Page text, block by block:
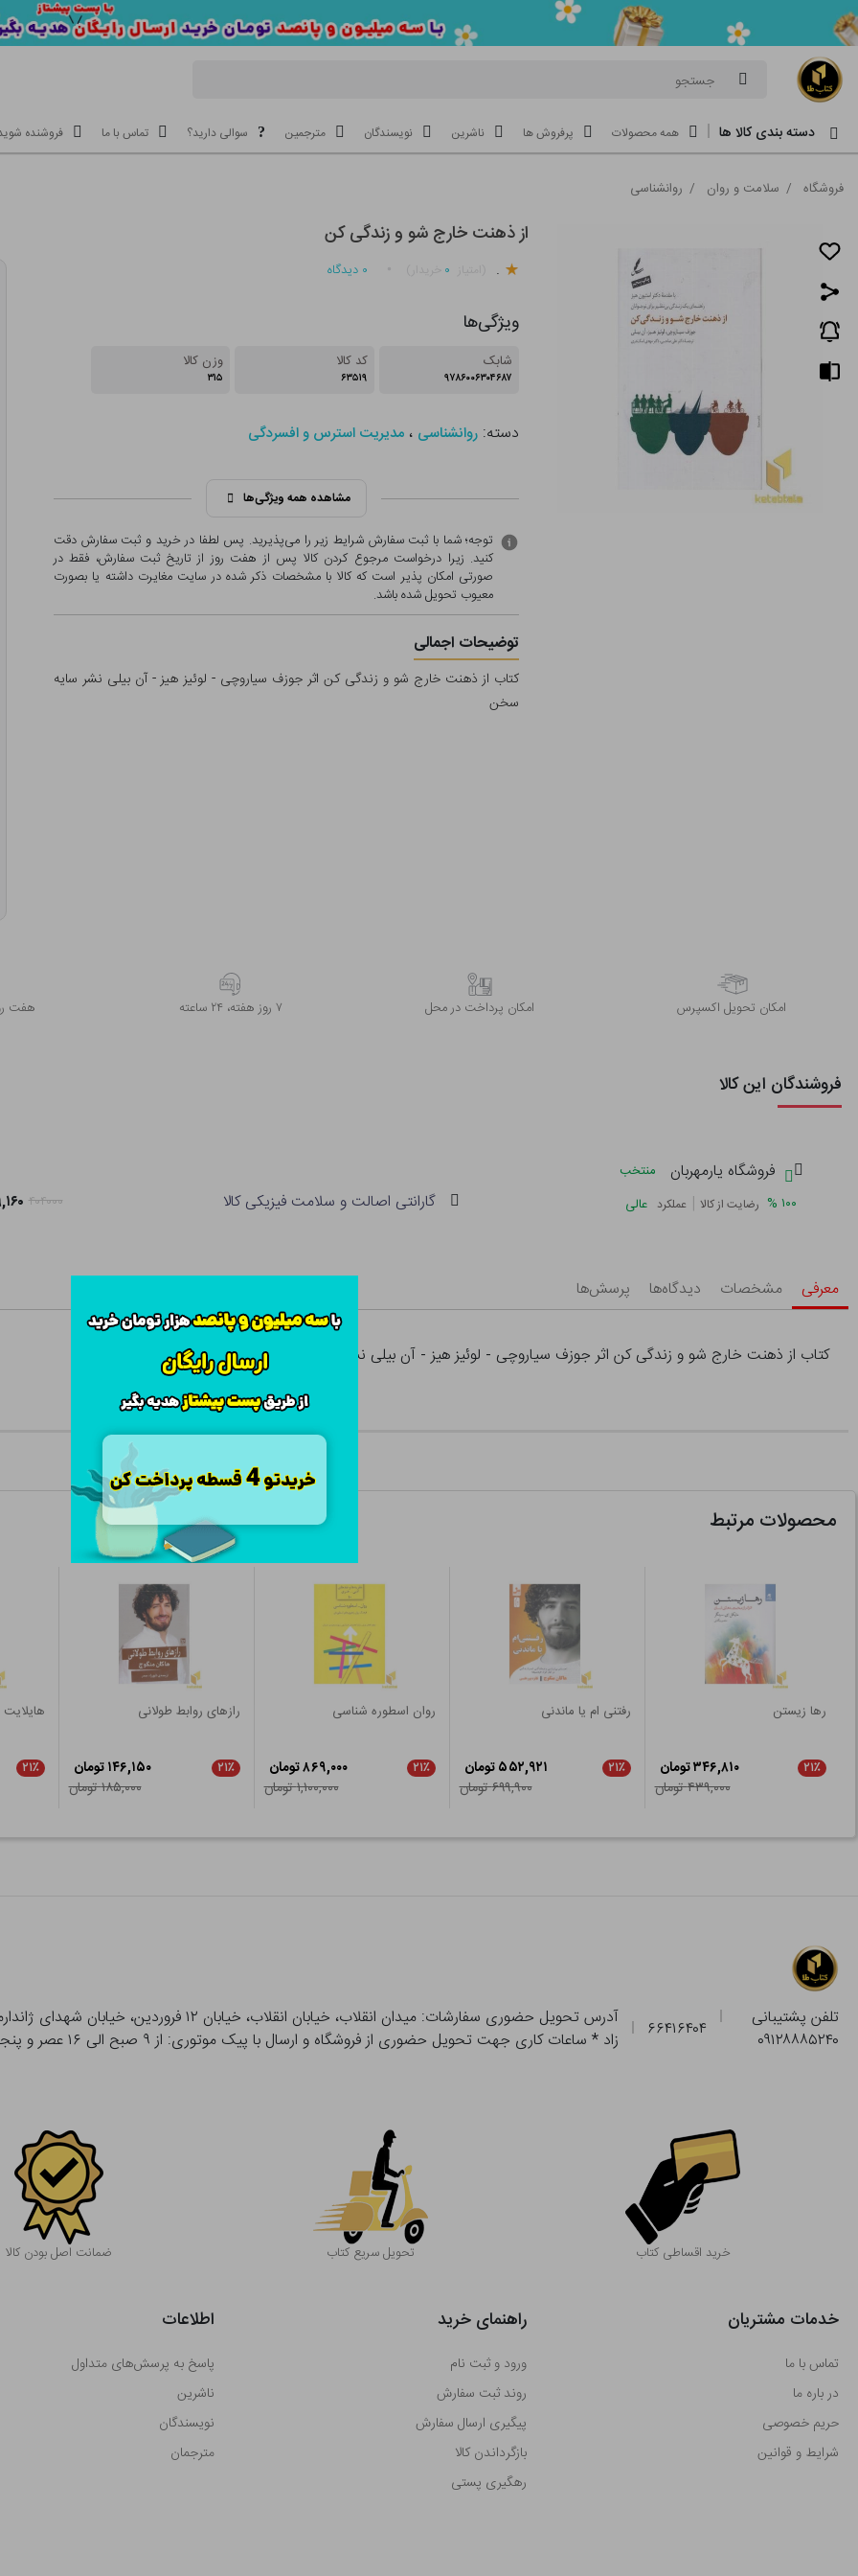
جستجو
دسته بندی کالا ها همه محصولات پرفروش ها ناشرین نویسندگان مترجمین سوالی دارید؟ تماس با ما فروشنده
فروشگاه / سلامت و روان / روانشناسی
از ذهنت خارج شو و زندگی کن
. ۰ ۰ دیدگاه
ویژگی‌ها
شابک
۹۷۸۶۰۰۶۳۰۴۶۸۷
کد کالا
۶۳۵۱۹
وزن کالا
۳۱۵
دسته: روانشناسی ، مدیریت استرس و افسردگی
مشاهده همه ویژگی‌ها
توجه؛ شما با ثبت سفارش شرایط زیر را می‌پذیرید. پس لطفا در خرید و ثبت سفارش دقت
کنید. زیرا درخواست مرجوع کردن کالا پس از هفت روز از تاریخ ثبت سفارش، فقط در
صورتی امکان پذیر است که کالا با مشخصات ذکر شده در سایت مغایرت داشته یا بصورت
معيوب تحویل شده باشد.
توضیحات اجمالی
کتاب از ذهنت خارج شو و زندگی کن اثر جوزف سیاروچی - لوئیز هیز - آن بیلی نشر سایه
سخن
اﻣﮑﺎن ﺗﺤﻮﯾﻞ اﮐﺴﭙﺮس امکان پرداخت در محل ۷ روز ﻫﻔﺘﻪ، ۲۴ ﺳﺎﻋﺘﻪ هفت
فروشندگان این کالا
فروشگاه یارمهربان
منتخب
۱۰۰ % رضایت از کالا | عملکرد عالی گارانتی اصالت و سلامت فیزیکی کالا ۴۰۴۰۰۰
معرفی مشخصات دیدگاه‌ها پرسش‌ها
کتاب از ذهنت خارج شو و زندگی کن اثر جوزف سیاروچی - لوئیز هیز - آن بیلی نشر سایه سخن
محصولات مرتبط
رها زیستن
۲۱٪
۳۴۶,۸۱۰ تومان
۴۳۹,۰۰۰ تومان
رفتنی ام یا ماندنی
۲۱٪
۵۵۲,۹۲۱ تومان
۶۹۹,۹۰۰ تومان
روان اسطوره شناسی
۲۱٪
۸۶۹,۰۰۰ تومان
۱,۱۰۰,۰۰۰ تومان
رازهای روابط طولانی
۲۱٪
۱۴۶,۱۵۰ تومان
۱۸۵,۰۰۰ تومان
۲۱٪
تلفن پشتیبانی
۰۹۱۲۸۸۸۵۲۴۰
۶۶۴۱۶۴۰۴
زاد * ساعات کاری جهت تحویل حضوری از فروشگاه و ارسال با پیک موتوری: از ۹ صبح الی ۱۶ عصر و پنجشنبه ها تا ۱۲
خرید اقساطی کتاب تحویل سریع کتاب
بصورت حضوری از آدرس تحویل حضوری سفارش خود را بدون هیچ هزینه ای تحویل بگیرید.
ضمانت اصل بودن کالا
خدمات مشتریان
تماس با ما
در باره ما
حریم خصوصی
شرایط و قوانین
راهنمای خرید
ورود و ثبت نام
روند ثبت سفارش
پیگیری ارسال سفارش
بازگرداندن کالا
رهگیری پستی
اطلاعات
پاسخ به پرسش‌های متداول
ناشرین
نویسندگان
مترجمان